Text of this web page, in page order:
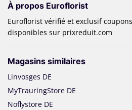
À propos Euroflorist
Euroflorist vérifié et exclusif
disponibles sur prixreduit.com
Magasins similaires
Linvosges DE
MyTrauringStore DE
Noflystore DE